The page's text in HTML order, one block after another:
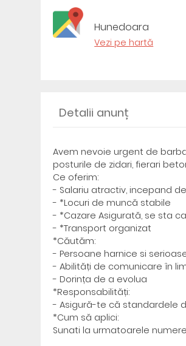
Hunedoara
Vezi pe hartă
Detalii anunț
Avem nevoie urgent de
posturile de zidari, fierari
Ce oferim:
- Salariu atractiv, incepand
- *Locuri de muncă stabile
- *Cazare Asigurată, se sta
- *Transport organizat
*Căutăm:
- Persoane harnice si
- Abilități de comunicare în
- Dorința de a evolua
*Responsabilități:
- Asigură-te că standardele
*Cum să aplici:
Sunati la urmatoarele numere